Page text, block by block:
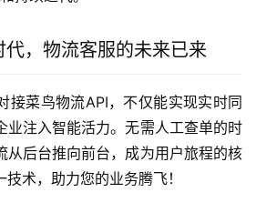
代，物流客服的未来已来
接菜鸟物流API，不仅能实现实时同
业注入智能活力。无需人工查单的时
从后台推向前台，成为用户旅程的核
术，助力您的业务腾飞！